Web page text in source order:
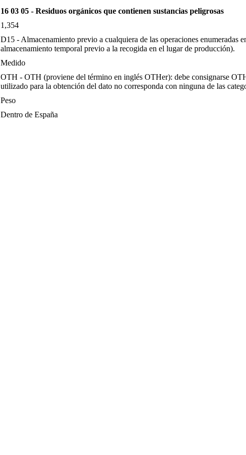
16 03 05 - Residuos orgánicos que contienen sustancias peligrosas
1,354
D15 - Almacenamiento previo a cualquiera de las operaciones enumeradas
almacenamiento temporal previo a la recogida en el lugar de producción).
Medido
OTH - OTH (proviene del término en inglés OTHer): debe consignarse
utilizado para la obtención del dato no corresponda con ninguna de las
Peso
Dentro de España